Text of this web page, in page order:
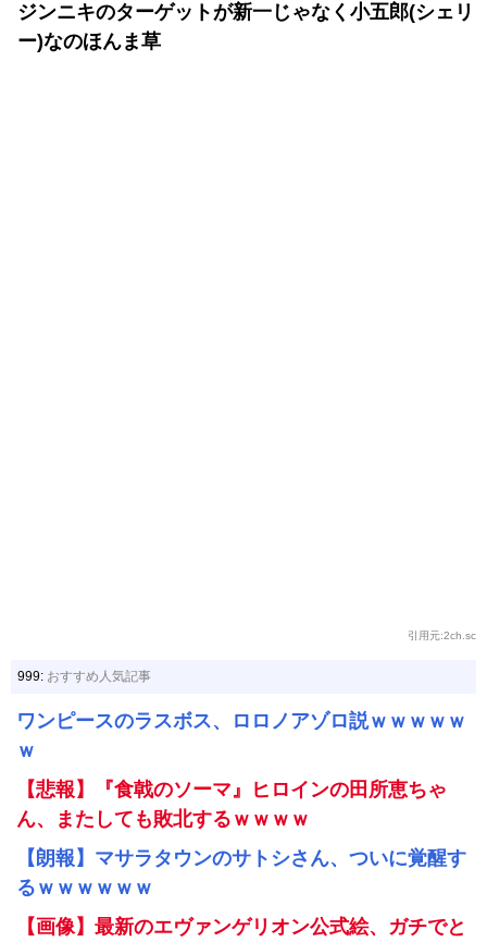
ジンニキのターゲットが新一じゃなく小五郎(シェリ
ー)なのほんま草
引用元:2ch.sc
999: おすすめ人気記事
ワンピースのラスボス、ロロノアゾロ説ｗｗｗｗｗ
ｗ
【悲報】『食戟のソーマ』ヒロインの田所恵ちゃ
ん、またしても敗北するｗｗｗｗ
【朗報】マサラタウンのサトシさん、ついに覚醒す
るｗｗｗｗｗｗ
【画像】最新のエヴァンゲリオン公式絵、ガチでと